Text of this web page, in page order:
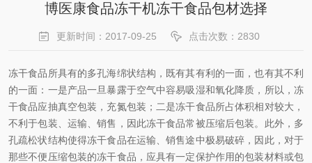
博医康食品冻干机冻干食品包材选择
更新时间：2017-09-25 点击次数：2830
冻干食品所具有的多孔海绵状结构，既有其有利的一面，也有其不利
的一面：一是产品一旦暴露于空气中容易吸湿和氧化降质，所以，冻
干食品应抽真空包装，充氮包装；二是冻干食品所占体积相对较大，
不利于包装、运输、销售，因此冻干食品常被压缩后包装。此外，多
孔疏松状结构使得冻干食品在运输、销售途中极易破碎，因此，对于
那些不便压缩包装的冻干食品，应具有一定保护作用的包装材料或包